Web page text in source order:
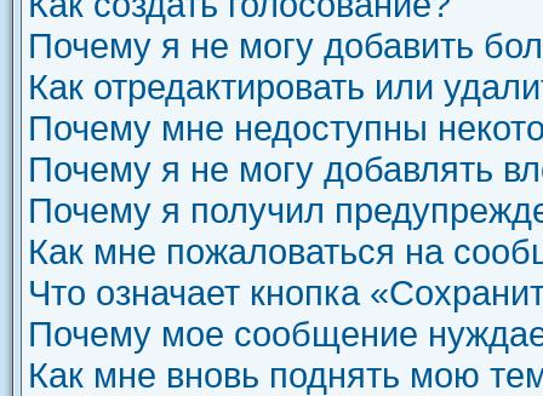
Почему я не могу добавить
Как отредактировать или
Почему мне недоступны
Почему я не могу добавлять
Почему я получил
Как мне пожаловаться на
Что означает кнопка
Почему мое сообщение
Как мне вновь поднять мою